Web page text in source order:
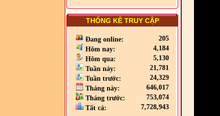
THỐNG KÊ TRUY CẬP
Đang online:
205
Hôm nay:
4,184
Hôm qua:
5,130
Tuần này:
21,781
Tuần trước:
24,329
Tháng này:
646,017
Tháng trước:
753,074
Tất cả:
7,728,943